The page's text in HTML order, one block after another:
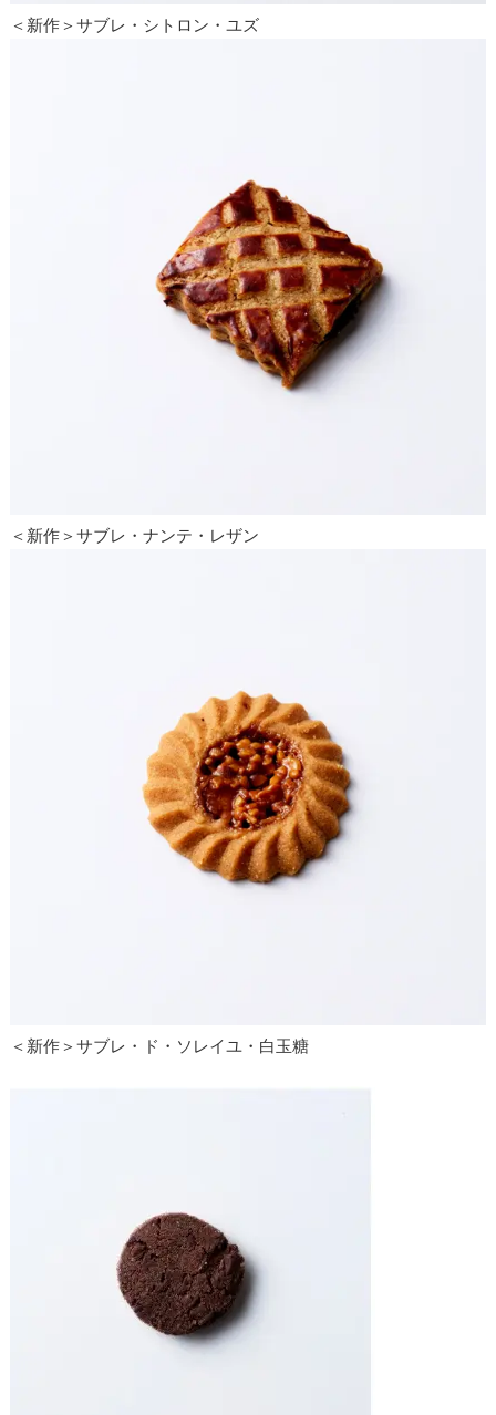
＜新作＞サブレ・シトロン・ユズ
＜新作＞サブレ・ナンテ・レザン
＜新作＞サブレ・ド・ソレイユ・白玉糖